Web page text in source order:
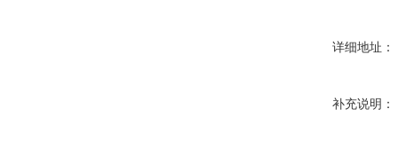
详细地址：
补充说明：